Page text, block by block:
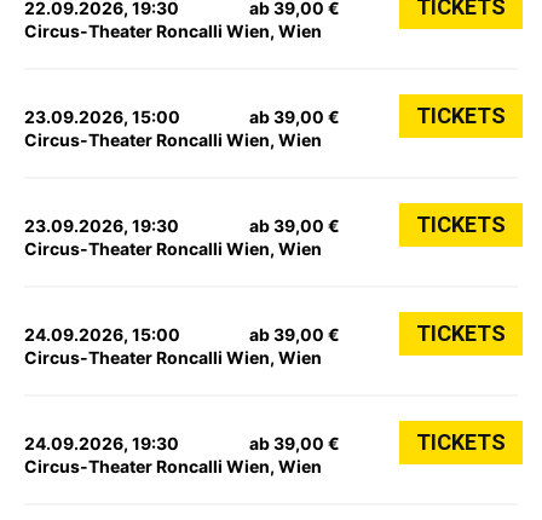
22.09.2026, 19:30
Circus-Theater Roncalli Wien, Wien
ab 39,00 € TICKETS
23.09.2026, 15:00
Circus-Theater Roncalli Wien, Wien
ab 39,00 € TICKETS
23.09.2026, 19:30
Circus-Theater Roncalli Wien, Wien
ab 39,00 € TICKETS
24.09.2026, 15:00
Circus-Theater Roncalli Wien, Wien
ab 39,00 € TICKETS
24.09.2026, 19:30
Circus-Theater Roncalli Wien, Wien
ab 39,00 € TICKETS